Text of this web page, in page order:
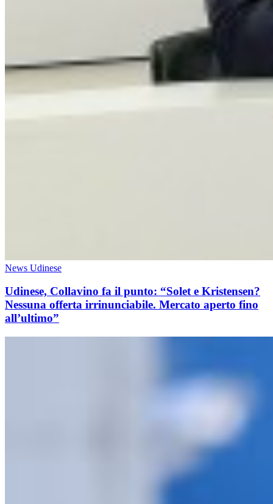
News Udinese
Udinese, Collavino fa il punto: “Solet e Kristensen?
Nessuna offerta irrinunciabile. Mercato aperto fino
all’ultimo”